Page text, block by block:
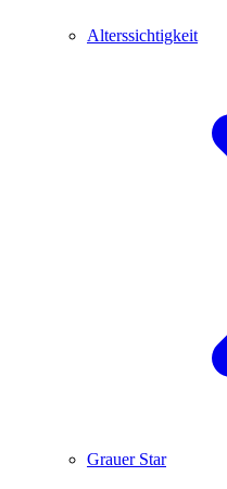
Alterssichtigkeit
Grauer Star